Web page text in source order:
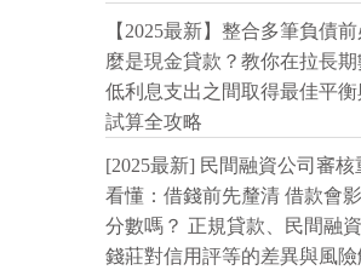
【2025最新】整合多筆負債
麼是現金貸款？教你在拉長期
低利息支出之間取得最佳平
試算全攻略
[2025最新] 民間融資公司審核
看懂：借錢前先釐清 借款會
分數嗎？ 正規貸款、民間融
錢莊對信用評等的差異與風